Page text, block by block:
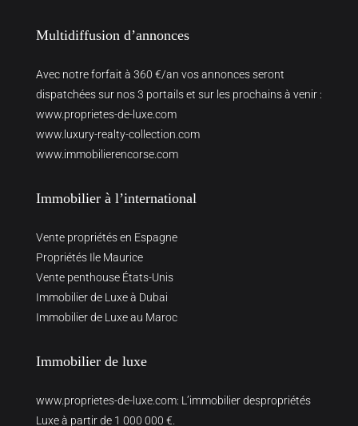
Multidiffusion d’annonces
Avec notre forfait à 360 €/an vos annonces seront
dispatchées sur nos 3 portails et sur les prochains à venir :
www.proprietes-de-luxe.com
www.luxury-realty-collection.com
www.immobilierencorse.com
Immobilier à l’international
Vente propriétés en Espagne
Propriétés Ile Maurice
Vente penthouse États-Unis
Immobilier de Luxe à Dubai
Immobilier de Luxe au Maroc
Immobilier de luxe
www.proprietes-de-luxe.com: L’immobilier despropriétés
Luxe à partir de 1 000 000 €.